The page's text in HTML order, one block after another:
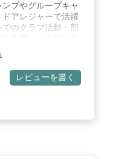
ンプやグループキャ
アレジャーで活躍
のクラブ活動・部
】2Lペットボト
ています。 / 【保
ただいた際に保冷
キャンプにぴった
運びやすいデザイ
レビューを書く